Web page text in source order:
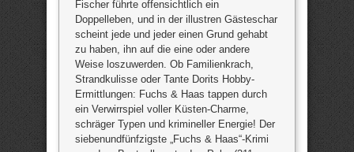
Fischer führte offensichtlich ein
Doppelleben, und in der illustren Gästeschar
scheint jede und jeder einen Grund gehabt
zu haben, ihn auf die eine oder andere
Weise loszuwerden. Ob Familienkrach,
Strandkulisse oder Tante Dorits Hobby-
Ermittlungen: Fuchs & Haas tappen durch
ein Verwirrspiel voller Küsten-Charme,
schräger Typen und krimineller Energie! Der
siebenundfünfzigste „Fuchs & Haas“-Krimi